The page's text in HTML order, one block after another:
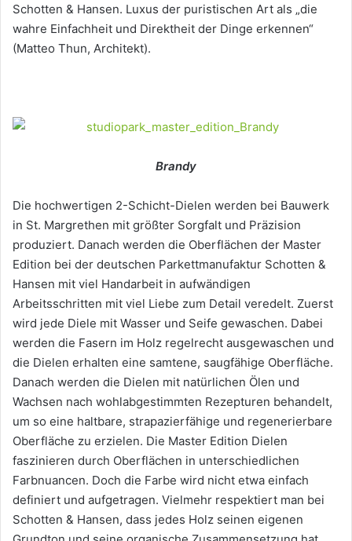
Schotten & Hansen. Luxus der puristischen Art als „die
wahre Einfachheit und Direktheit der Dinge erkennen“
(Matteo Thun, Architekt).
Brandy
Die hochwertigen 2-Schicht-Dielen werden bei Bauwerk
in St. Margrethen mit größter Sorgfalt und Präzision
produziert. Danach werden die Oberflächen der Master
Edition bei der deutschen Parkettmanufaktur Schotten &
Hansen mit viel Handarbeit in aufwändigen
Arbeitsschritten mit viel Liebe zum Detail veredelt. Zuerst
wird jede Diele mit Wasser und Seife gewaschen. Dabei
werden die Fasern im Holz regelrecht ausgewaschen und
die Dielen erhalten eine samtene, saugfähige Oberfläche.
Danach werden die Dielen mit natürlichen Ölen und
Wachsen nach wohlabgestimmten Rezepturen behandelt,
um so eine haltbare, strapazierfähige und regenerierbare
Oberfläche zu erzielen. Die Master Edition Dielen
faszinieren durch Oberflächen in unterschiedlichen
Farbnuancen. Doch die Farbe wird nicht etwa einfach
definiert und aufgetragen. Vielmehr respektiert man bei
Schotten & Hansen, dass jedes Holz seinen eigenen